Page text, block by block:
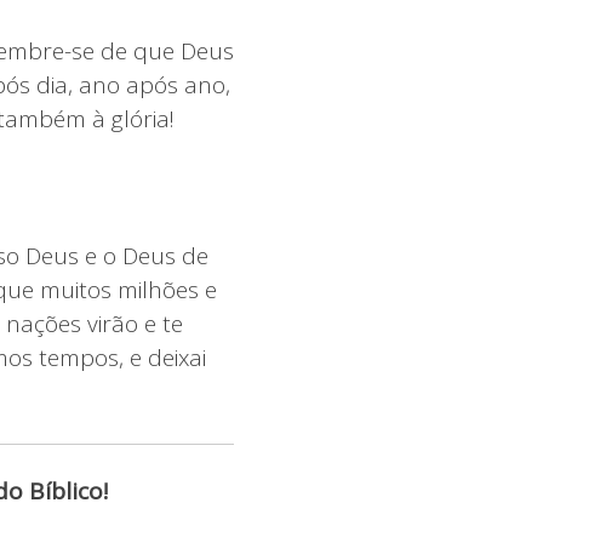
se de que Deus
dia, ano após ano,
à glória!
Deus e o Deus de
muitos milhões e
virão e te
tempos, e deixai
Bíblico!